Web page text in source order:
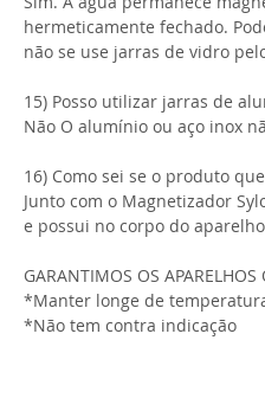
hermeticamente fechado.
não se use jarras de vidro
15) Posso utilizar jarras de
Não O alumínio ou aço inox
16) Como sei se o produto
Junto com o Magnetizador
e possui no corpo do
GARANTIMOS OS
*Manter longe de
​*Não tem contra indicação